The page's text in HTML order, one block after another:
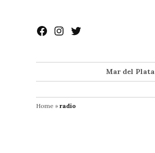
contenido
Facebook
Instagram
Twitter
Mar del Plata
Home » radio